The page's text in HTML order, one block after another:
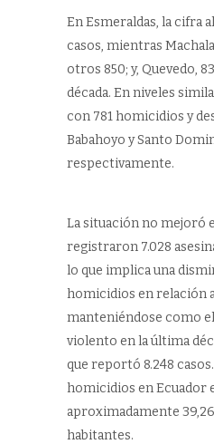
En Esmeraldas, la cifra
casos, mientras
otros 850; y, Quevedo,
década. En niveles
con 781 homicidios y
Babahoyo y Santo
respectivamente.
La situación no mejoró
registraron 7.028
lo que implica una
homicidios en relación
manteniéndose como
violento en la última
que reportó 8.248
homicidios en Ecuador
aproximadamente
habitantes.